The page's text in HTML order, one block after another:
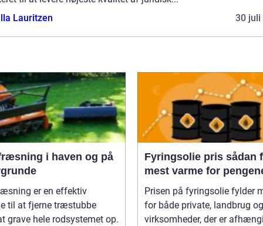
Lauritzen
30 juli
i haven og på
er en effektiv
til at fjerne træstubbe
grave hele rodsystemet op.
Fyringsolie pris sådan får du
mest varme for
Prisen på fyringsolie fylder
for både private, landbrug og
virksomheder, der er